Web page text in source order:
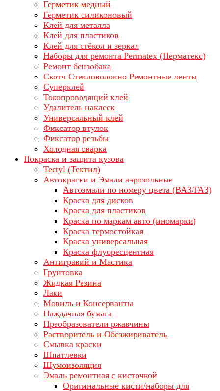
Герметик медный
Герметик силиконовый
Клей для металла
Клей для пластиков
Клей для стёкол и зеркал
Наборы для ремонта Permatex (Перматекс)
Ремонт бензобака
Скотч Стекловолокно Ремонтные ленты
Суперклей
Токопроводящий клей
Удалитель наклеек
Универсальный клей
Фиксатор втулок
Фиксатор резьбы
Холодная сварка
Покраска и защита кузова
Tectyl (Тектил)
Автокраски и Эмали аэрозольные
Автоэмали по номеру цвета (ВАЗ/ГАЗ)
Краска для дисков
Краска для пластиков
Краска по маркам авто (иномарки)
Краска термостойкая
Краска универсальная
Краска флуоресцентная
Антигравий и Мастика
Грунтовка
Жидкая Резина
Лаки
Мовиль и Консерванты
Наждачная бумага
Преобразователи ржавчины
Растворитель и Обезжириватель
Смывка краски
Шпатлевки
Шумоизоляция
Эмаль ремонтная с кисточкой
Оригинальные кисти/наборы для